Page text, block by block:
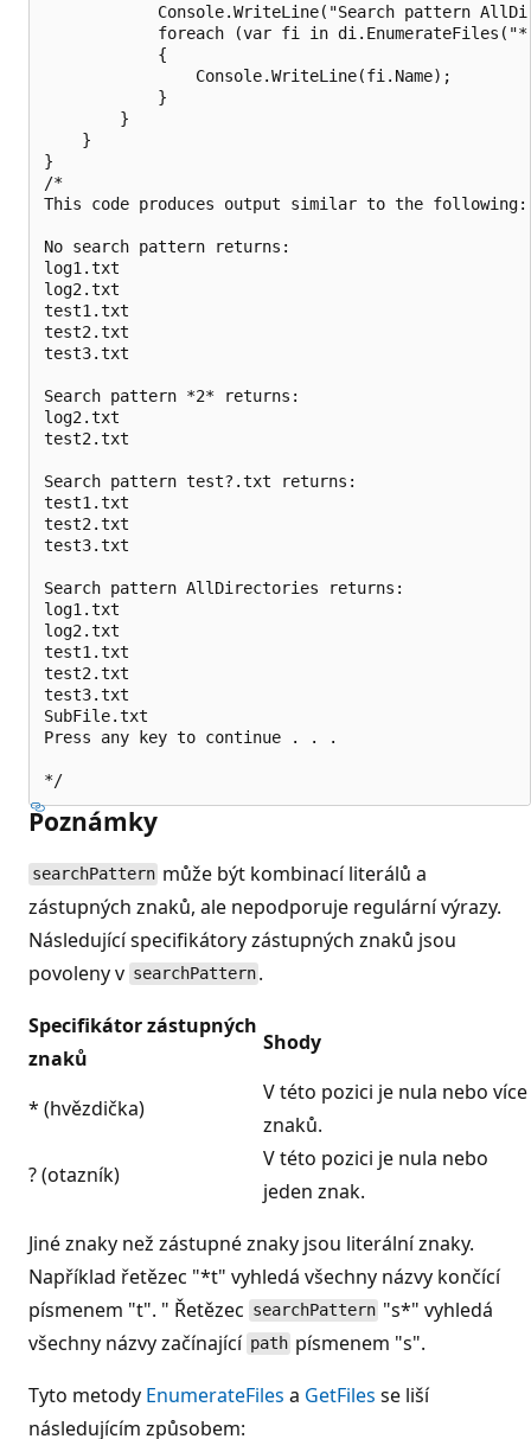
Console.WriteLine("Search pattern
foreach (var fi in
            {
                Console.WriteLine(fi.Name);
            }
        }
    }
}
/*
This code produces output similar to the following:
No search pattern returns:
log1.txt
log2.txt
test1.txt
test2.txt
test3.txt
Search pattern *2* returns:
log2.txt
test2.txt
Search pattern test?.txt returns:
test1.txt
test2.txt
test3.txt
Search pattern AllDirectories returns:
log1.txt
log2.txt
test1.txt
test2.txt
test3.txt
SubFile.txt
Press any key to continue . . .
Poznámky
searchPattern může být kombinací literálů a
zástupných znaků, ale nepodporuje regulární výrazy.
Následující specifikátory zástupných znaků jsou
povoleny v searchPattern .
Specifikátor zástupných
znaků
Shody
* (hvězdička)
V této pozici je nula nebo více
znaků.
? (otazník)
V této pozici je nula nebo
jeden znak.
Jiné znaky než zástupné znaky jsou literální znaky.
Například řetězec "*t" vyhledá všechny názvy končící
písmenem "t". " Řetězec searchPattern "s*" vyhledá
všechny názvy začínající path písmenem "s".
Tyto metody EnumerateFiles a GetFiles se liší
následujícím způsobem: